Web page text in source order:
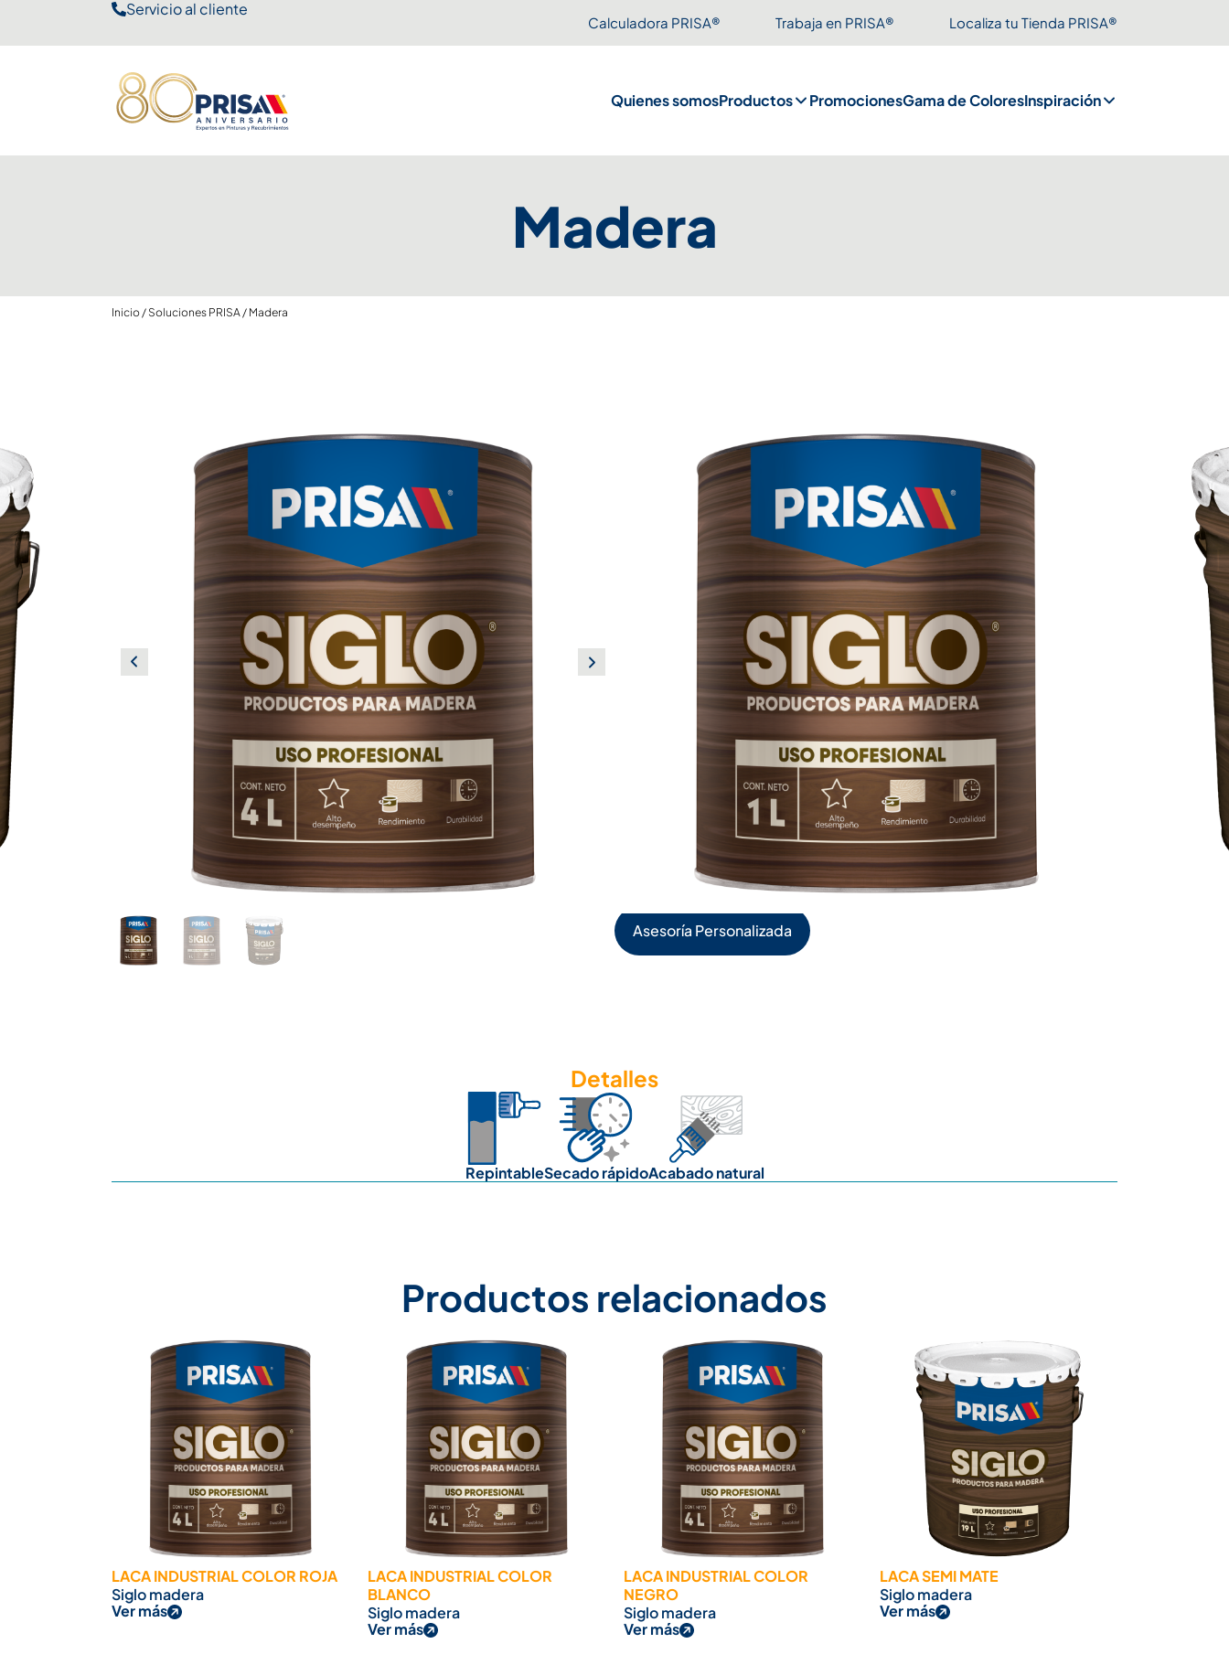
Servicio al cliente
Calculadora PRISA® Trabaja en PRISA® Localiza tu Tienda PRISA®
Quienes somosProductos PromocionesGama de ColoresInspiración
Madera
Inicio/ Soluciones PRISA/ Madera
LACA INDUSTRIAL COLOR
NARANJA
Siglo madera
Sistema de un solo componente diseñador a base de resinas de tipo
acrílico. Se caracterizan por su rápido secado, por su gran dureza.
Disponibles en acabados brillantes, semi mates o mates.
No altera el color, Secado rápido, No amarillea
Para cualquier superficie de madera que queramos conservar con su
apariencia natural.
Ideal para pintar:
Colores de línea:
4L 1L
Asesoría Personalizada
Detalles
RepintableSecado rápidoAcabado natural
Productos relacionados
LACA INDUSTRIAL COLOR ROJA
Siglo madera
Ver más
LACA INDUSTRIAL COLOR
BLANCO
Siglo madera
Ver más
LACA INDUSTRIAL COLOR
NEGRO
Siglo madera
Ver más
LACA SEMI MATE
Siglo madera
Ver más